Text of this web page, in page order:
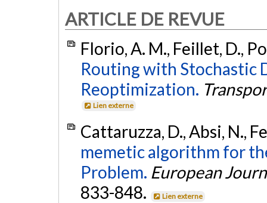
ARTICLE DE REVUE
Florio, A. M., Feillet, D.,
Routing with Stochastic
Reoptimization.
Lien externe
Cattaruzza, D., Absi, N.,
memetic algorithm for
Problem. European
833-848.
Lien externe